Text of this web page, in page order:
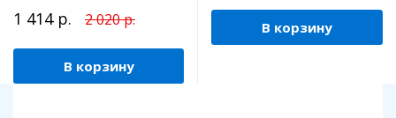
1 414 р. 2 020 р.
В корзину
В корзину